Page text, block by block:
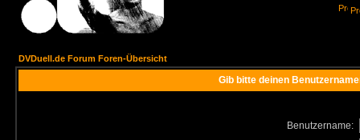
DVDuell.de Forum Foren-Übersicht
Gib bitte deinen
Benutzername: